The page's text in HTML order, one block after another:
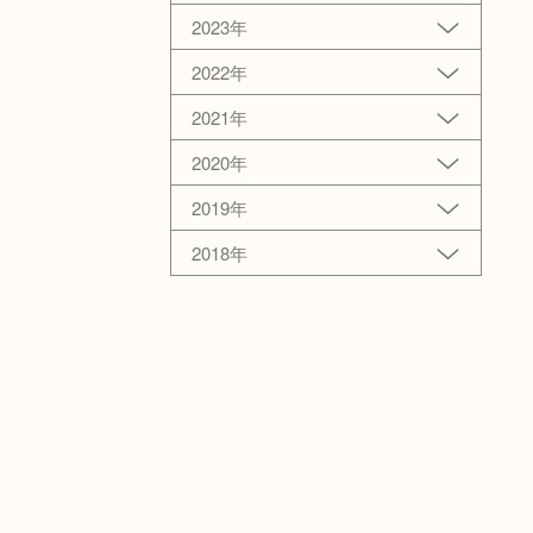
2023年
2022年
2021年
2020年
2019年
2018年